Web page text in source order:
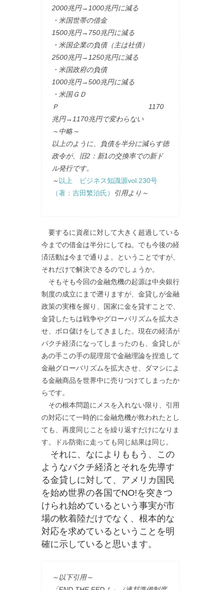
2000兆円→1000兆円に減る
・米国世帯の借金
1500兆円→750兆円に減る
・米国企業の負債（主は社債）
2500兆円→1250兆円に減る
・米国政府の負債
1000兆円→500兆円に減る
・米国ＧＤ
Ｐ 1170
兆円→1170兆円で変わらない
～中略～
以上のように、負債を半分に減らす徳
政令が、旧2：新1の交換率での新ド
ル発行です。
～ 以上 ビジネス知識源vol.230号
（著：吉田繁治氏）
引用より～
要するに資産に対して大きく超過している
今までの借金は半分にしてね。でも今後の経
済活動は今まで通りよ。ということですが、
それだけで解決できるのでしょうか。
そもそも今回の金融危機の起源は中央銀行
制度の成立にまで遡りますが、金貸しが金融
政策の実権を握り、国家に金を貸すことで、
金貸したちは戦争やグローバリズムを拡大さ
せ、ボロ儲けをしてきました。現在の経済が
バクチ経済になってしまったのも、金貸しが
あの手この手の屁理屈で金融理論を捏造して
金融グローバリズムを拡大させ、ダマシによ
る金融商品を世界中に売りつけてしまったか
らです。
その根本問題にメスを入れない限り、引用
の対応にて一時的に金融危機が救われたとし
ても、再度同じことを繰り返すだけになりま
す。ドル防衛に走っても同じ結果は同じ。
それに、なによりももう、この
ようなバクチ経済とそれを先導す
る金貸しに対して、アメリカ国民
を始め世界の各国でNO!を突きつ
けられ始めているという事実が市
場の軟着陸だけでなく、根本的な
対応を求めているということを明
確に示していると思います。
～以下引用～